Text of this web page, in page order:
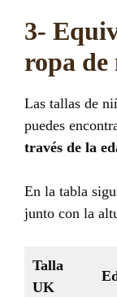
3-
ropa de
Las tallas de
puedes
través de la
En la tabla
junto con la
Talla
UK